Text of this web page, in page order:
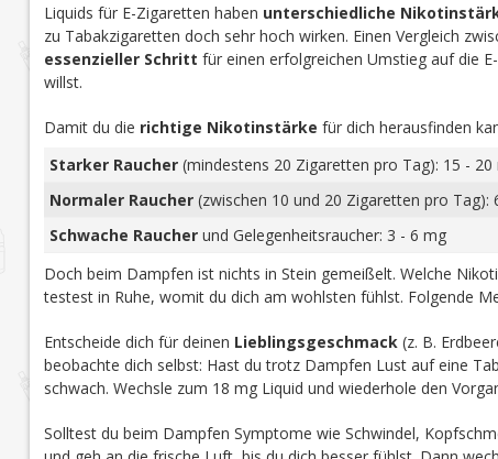
Liquids für E-Zigaretten haben unterschiedliche
zu Tabakzigaretten doch sehr hoch wirken. Einen Vergleich
essenzieller Schritt für einen erfolgreichen Umstieg auf die
willst.
Damit du die richtige Nikotinstärke für dich herausfinden
Starker Raucher(mindestens 20 Zigaretten pro Tag): 15 -
Normaler Raucher(zwischen 10 und 20 Zigaretten pro Tag):
Schwache Raucherund Gelegenheitsraucher: 3 - 6 mg
Doch beim Dampfen ist nichts in Stein gemeißelt. Welche
testest in Ruhe, womit du dich am wohlsten fühlst. Folgende
Entscheide dich für deinen Lieblingsgeschmack(z. B.
beobachte dich selbst: Hast du trotz Dampfen Lust auf eine
schwach. Wechsle zum 18 mg Liquid und wiederhole den
Solltest du beim Dampfen Symptome wie Schwindel,